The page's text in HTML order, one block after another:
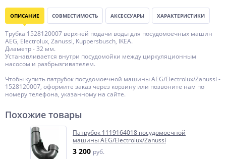
ОПИСАНИЕ СОВМЕСТИМОСТЬ АКСЕССУАРЫ ХАРАКТЕРИСТИКИ
Трубка 1528120007 верхней подачи воды для посудомоечных машин
AEG, Electrolux, Zanussi, Kuppersbusch, IKEA.
Диаметр - 32 мм.
Устанавливается внутри посудомойки между циркуляционным
насосом и разбрызгивателем.
Чтобы купить патрубок посудомоечной машины AEG/Electrolux/Zanussi -
1528120007, оформите заказ через корзину или позвоните нам по
номеру телефона, указанному на сайте.
Похожие товары
Патрубок 1119164018 посудомоечной
машины AEG/Electrolux/Zanussi
3 200 руб.